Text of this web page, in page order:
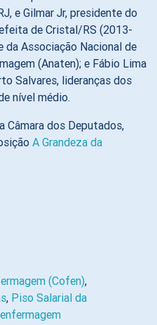
e Gilmar Jr, presidente do
de Cristal/RS (2013-
Associação Nacional de
(Anaten); e Fábio Lima
Salvares, lideranças dos
nível médio.
Câmara dos Deputados,
A Grandeza da
(Cofen),
, Piso Salarial da